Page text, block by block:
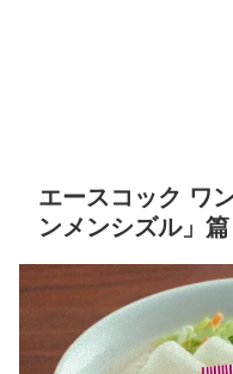
エースコック ワ
ンメンシズル」篇